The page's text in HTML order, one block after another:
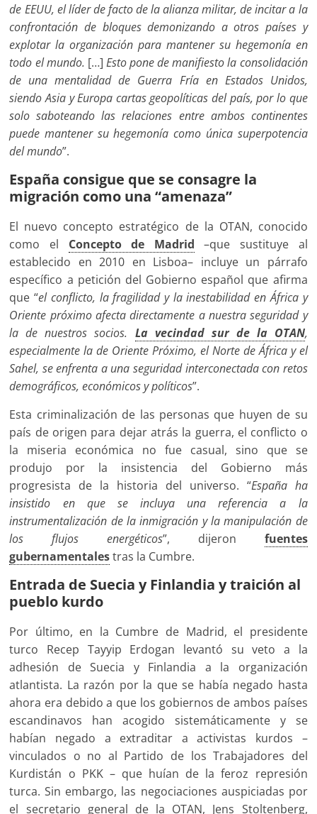
de EEUU, el líder de facto de la alianza militar, de incitar a la
confrontación de bloques demonizando a otros países y
explotar la organización para mantener su hegemonía en
todo el mundo. […] Esto pone de manifiesto la consolidación
de una mentalidad de Guerra Fría en Estados Unidos,
siendo Asia y Europa cartas geopolíticas del país, por lo que
solo saboteando las relaciones entre ambos continentes
puede mantener su hegemonía como única superpotencia
del mundo”.
España consigue que se consagre la
migración como una “amenaza”
El nuevo concepto estratégico de la OTAN, conocido
como el Concepto de Madrid –que sustituye al
establecido en 2010 en Lisboa– incluye un párrafo
específico a petición del Gobierno español que afirma
que “el conflicto, la fragilidad y la inestabilidad en África y
Oriente próximo afecta directamente a nuestra seguridad y
la de nuestros socios. La vecindad sur de la OTAN,
especialmente la de Oriente Próximo, el Norte de África y el
Sahel, se enfrenta a una seguridad interconectada con retos
demográficos, económicos y políticos”.
Esta criminalización de las personas que huyen de su
país de origen para dejar atrás la guerra, el conflicto o
la miseria económica no fue casual, sino que se
produjo por la insistencia del Gobierno más
progresista de la historia del universo. “España ha
insistido en que se incluya una referencia a la
instrumentalización de la inmigración y lamanipulación de
los flujos energéticos”, dijeron fuentes
gubernamentalestras la Cumbre.
Entrada de Suecia y Finlandia y traición al
pueblo kurdo
Por último, en la Cumbre de Madrid, el presidente
turco Recep Tayyip Erdogan levantó su veto a la
adhesión de Suecia y Finlandia a la organización
atlantista. La razón por la que se había negado hasta
ahora era debido a que los gobiernos de ambos países
escandinavos han acogido sistemáticamente y se
habían negado a extraditar a activistas kurdos –
vinculados o no al Partido de los Trabajadores del
Kurdistán o PKK – que huían de la feroz represión
turca. Sin embargo, las negociaciones auspiciadas por
el secretario general de la OTAN, Jens Stoltenberg,